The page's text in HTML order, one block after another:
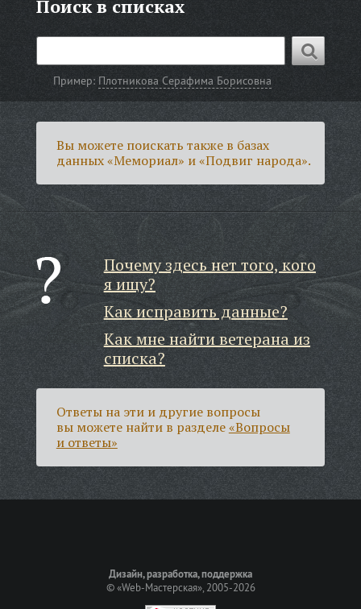
Поиск в списках
Пример: Плотникова Серафима Борисовна
Вы можете поискать также в базах
данных «Мемориал» и «Подвиг народа».
Почему здесь нет того, кого
я ищу?
Как исправить данные?
Как мне найти ветерана из
списка?
Ответы на эти и другие вопросы
вы можете найти в разделе«Вопросы
и ответы»
Дизайн, разработка, поддержка
©«Web-Мастерская», 2005-2026